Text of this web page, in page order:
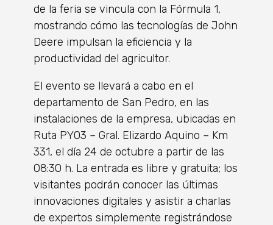
de la feria se vincula con la Fórmula 1,
mostrando cómo las tecnologías de John
Deere impulsan la eficiencia y la
productividad del agricultor.
El evento se llevará a cabo en el
departamento de San Pedro, en las
instalaciones de la empresa, ubicadas en
Ruta PY03 – Gral. Elizardo Aquino – Km
331, el día 24 de octubre a partir de las
08:30 h. La entrada es libre y gratuita; los
visitantes podrán conocer las últimas
innovaciones digitales y asistir a charlas
de expertos simplemente registrándose